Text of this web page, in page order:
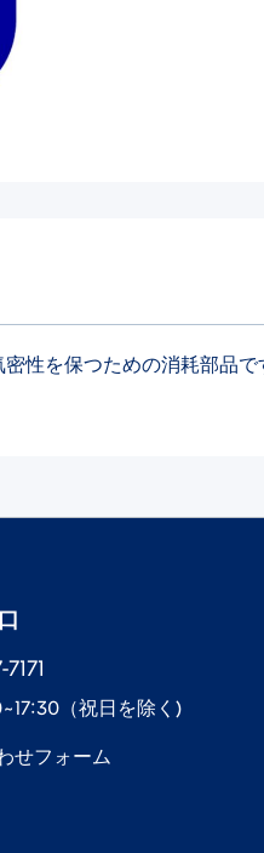
性を保つための消耗部品で
（祝日を除く)
せフォーム